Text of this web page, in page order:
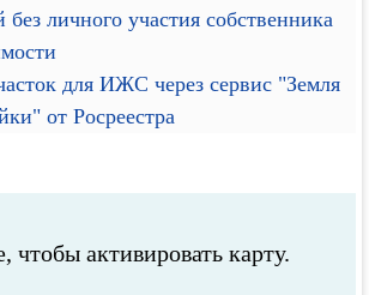
без личного участия собственника
для ИЖС через сервис "Земля
от Росреестра
чтобы активировать карту.